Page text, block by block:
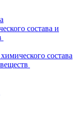
состава и
состава